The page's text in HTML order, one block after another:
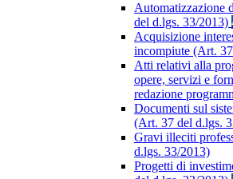
Automatizzazione
del d.lgs. 33/2013)
Acquisizione
incompiute (Art.
Atti relativi alla
opere, servizi e
redazione
Documenti sul
(Art. 37 del d.lgs.
Gravi illeciti
d.lgs. 33/2013)
Progetti di